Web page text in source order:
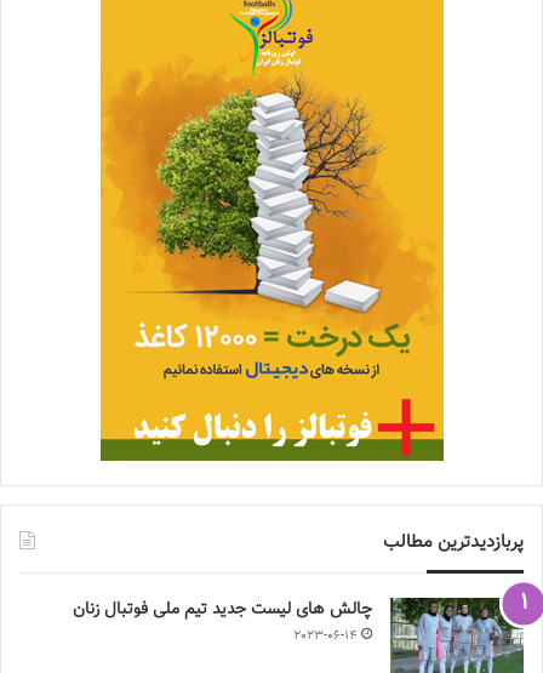
پربازدیدترین مطالب
چالش هاى ليست جدید تيم ملى فوتبال زنان
2023-06-14